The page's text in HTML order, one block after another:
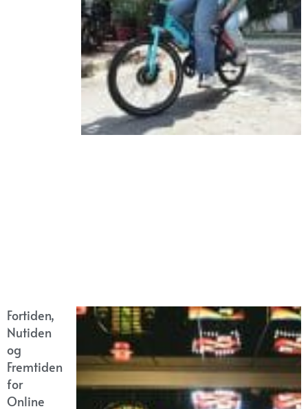
Fortiden,
Nutiden
og
Fremtiden
for
Online